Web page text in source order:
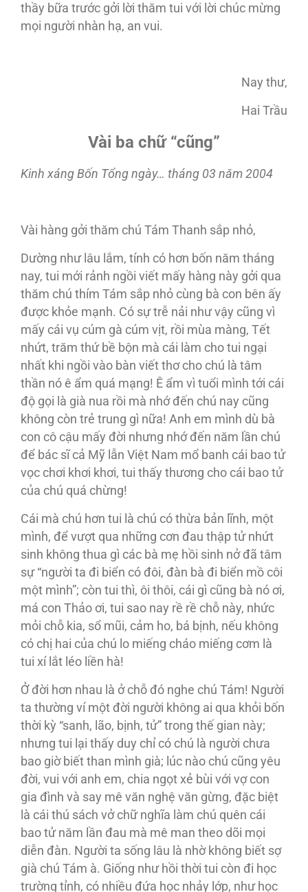
thầy bữa trước gởi lời thăm tui với lời chúc mừng
mọi người nhàn hạ, an vui.
Nay thư,
Hai Trầu
Vài ba chữ “cũng”
Kinh xáng Bốn Tổng ngày… tháng 03 năm 2004
Vài hàng gởi thăm chú Tám Thanh sắp nhỏ,
Dường như lâu lắm, tính có hơn bốn năm tháng
nay, tui mới rảnh ngồi viết mấy hàng này gởi qua
thăm chú thím Tám sắp nhỏ cùng bà con bên ấy
được khỏe mạnh. Có sự trễ nải như vậy cũng vì
mấy cái vụ cúm gà cúm vịt, rồi mùa màng, Tết
nhứt, trăm thứ bề bộn mà cái làm cho tui ngại
nhất khi ngồi vào bàn viết thơ cho chú là tâm
thần nó ê ẩm quá mạng! Ê ẩm vì tuổi mình tới cái
độ gọi là già nua rồi mà nhớ đến chú nay cũng
không còn trẻ trung gì nữa! Anh em mình dù bà
con cô cậu mấy đời nhưng nhớ đến năm lần chú
để bác sĩ cả Mỹ lẫn Việt Nam mổ banh cái bao tử
vọc chơi khơi khơi, tui thấy thương cho cái bao tử
của chú quá chừng!
Cái mà chú hơn tui là chú có thừa bản lĩnh, một
mình, để vượt qua những cơn đau thập tử nhứt
sinh không thua gì các bà mẹ hồi sinh nở đã tâm
sự “người ta đi biển có đôi, đàn bà đi biển mồ côi
một mình”; còn tui thì, ôi thôi, cái gì cũng bà nó ơi,
má con Thảo ơi, tui sao nay rề rề chỗ này, nhức
mỏi chỗ kia, sổ mũi, cảm ho, bá bịnh, nếu không
có chị hai của chú lo miếng cháo miếng cơm là
tui xí lắt léo liền hà!
Ở đời hơn nhau là ở chỗ đó nghe chú Tám! Người
ta thường ví một đời người không ai qua khỏi bốn
thời kỳ “sanh, lão, bịnh, tử” trong thế gian này;
nhưng tui lại thấy duy chỉ có chú là người chưa
bao giờ biết than mình già; lúc nào chú cũng yêu
đời, vui với anh em, chia ngọt xẻ bùi với vợ con
gia đình và say mê văn nghệ văn gừng, đặc biệt
là cái thú sách vở chữ nghĩa làm chú quên cái
bao tử năm lần đau mà mê man theo dõi mọi
diễn đàn. Người ta sống lâu là nhờ không biết sợ
già chú Tám à. Giống như hồi thời tui còn đi học
trường tỉnh, có nhiều đứa học nhảy lớp, như học